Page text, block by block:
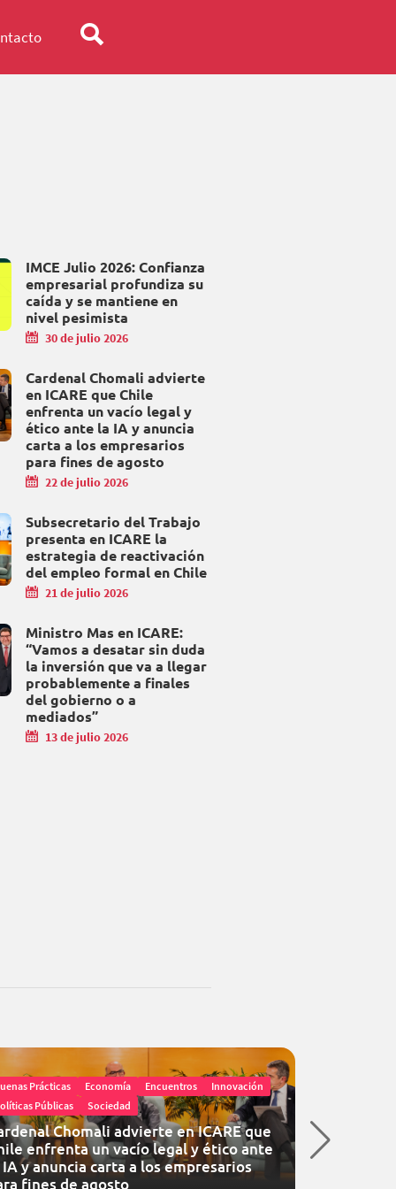
IMCE Julio 2026: Confianza
empresarial profundiza su
caída y se mantiene en
nivel pesimista
30 de julio 2026
Cardenal Chomali advierte
en ICARE que Chile
enfrenta un vacío legal y
ético ante la IA y anuncia
carta a los empresarios
para fines de agosto
22 de julio 2026
Subsecretario del Trabajo
presenta en ICARE la
estrategia de reactivación
del empleo formal en Chile
21 de julio 2026
Ministro Mas en ICARE:
“Vamos a desatar sin duda
la inversión que va a llegar
probablemente a finales
del gobierno o a
mediados”
13 de julio 2026
Prácticas Economía Encuentros
Innovación
Públicas
Sociedad
Chomali advierte en ICARE que
enfrenta un vacío legal y ético ante
y anuncia carta a los empresarios
fines de agosto